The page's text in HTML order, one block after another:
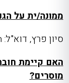
ממונה/ית על
סיון פרץ, דוא"ל:
האם קיימת
מוסרים?